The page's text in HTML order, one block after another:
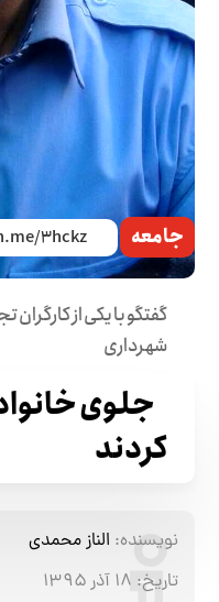
جامعه
گفتگو با یکی از
شهرداری
جلوی
کردند
نویسنده: الناز محمدی
تاریخ: ۱۸ آذر ۱۳۹۵